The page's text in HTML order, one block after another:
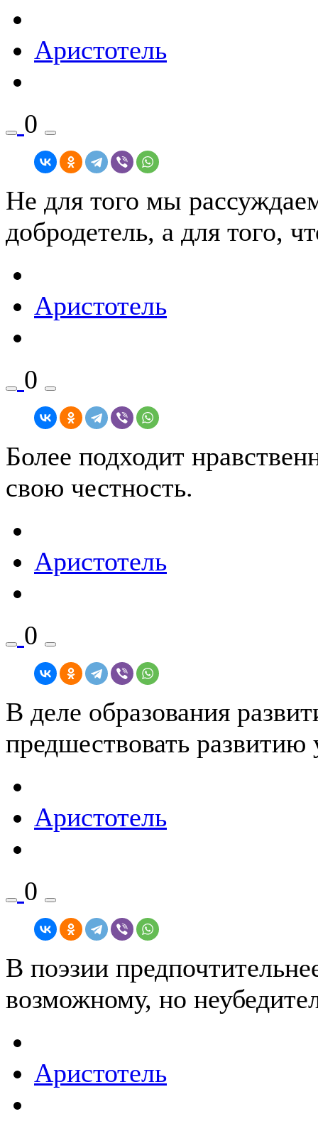
Аристотель
0
Не для того мы
добродетель, а для того,
Аристотель
0
Более подходит
свою честность.
Аристотель
0
В деле образования
предшествовать развитию
Аристотель
0
В поэзии
возможному, но
Аристотель